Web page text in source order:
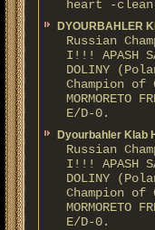
heart -
DYOURBAHLER
Russian
I!!! APASH
DOLINY
Champion of
MORMORETO
E/D-0.
Dyourbahler Klab
Russian
I!!! APASH
DOLINY
Champion of
MORMORETO
E/D-0.